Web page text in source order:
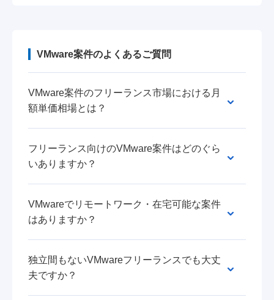
VMware案件のよくあるご質問
VMware案件のフリーランス市場における月
額単価相場とは？
フリーランス向けのVMware案件はどのぐら
いありますか？
VMwareでリモートワーク・在宅可能な案件
はありますか？
独立間もないVMwareフリーランスでも大丈
夫ですか？